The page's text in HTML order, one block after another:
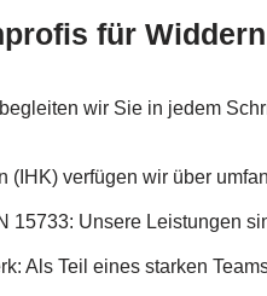
für Widdern
wir Sie in jedem
(IHK) verfügen wir über
15733: Unsere Leistungen
Als Teil eines starken